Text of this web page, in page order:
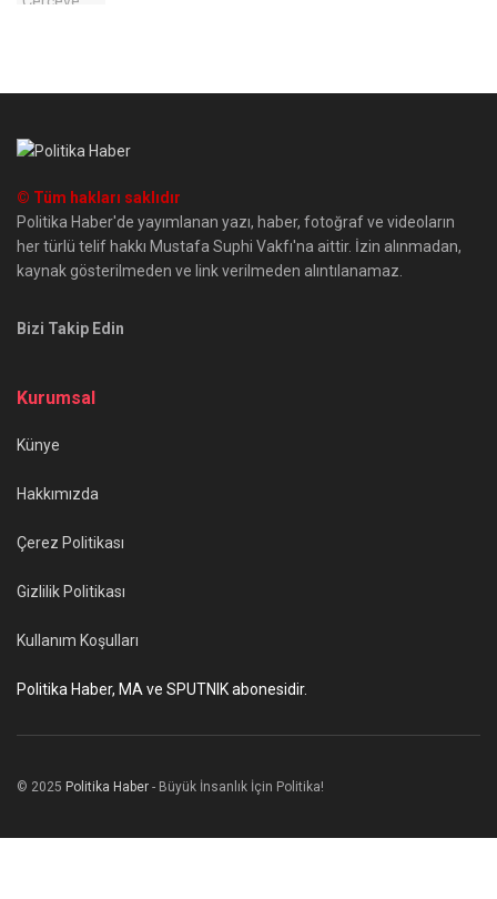
© Tüm hakları saklıdır
Politika Haber'de yayımlanan yazı, haber, fotoğraf ve videoların
her türlü telif hakkı Mustafa Suphi Vakfı'na aittir. İzin alınmadan,
kaynak gösterilmeden ve link verilmeden alıntılanamaz.
Bizi Takip Edin
Kurumsal
Künye
Hakkımızda
Çerez Politikası
Gizlilik Politikası
Kullanım Koşulları
Politika Haber, MA ve SPUTNIK abonesidir.
© 2025 Politika Haber - Büyük İnsanlık İçin Politika!